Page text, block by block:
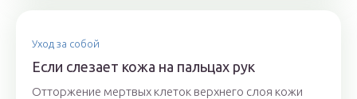
Уход за собой
Если слезает кожа на пальцах рук
Отторжение мертвых клеток верхнего слоя кожи